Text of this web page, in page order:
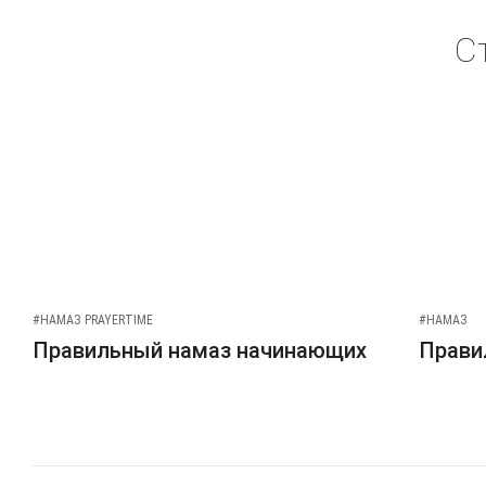
#НАМАЗ PRAYERTIME
Правильный намаз начинающих
#НАМАЗ